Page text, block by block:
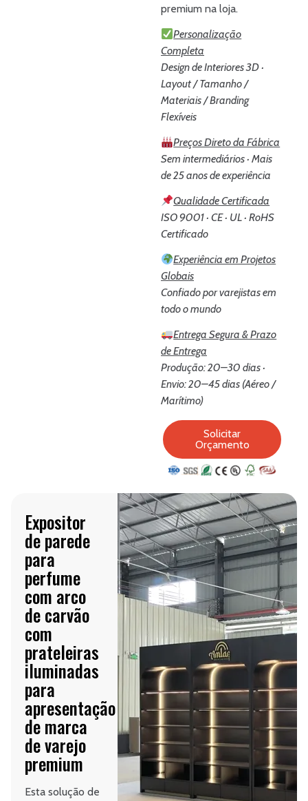
premium na loja.
Personalização
Completa
Design de Interiores 3D ·
Layout / Tamanho /
Materiais / Branding
Flexíveis
Preços Direto da Fábrica
Sem intermediários · Mais
de 25 anos de experiência
Qualidade Certificada
ISO 9001 · CE · UL · RoHS
Certificado
Experiência em Projetos
Globais
Confiado por varejistas em
todo o mundo
Entrega Segura & Prazo
de Entrega
Produção: 20–30 dias ·
Envio: 20–45 dias (Aéreo /
Marítimo)
Solicitar
Orçamento
Expositor
de parede
para
perfume
com arco
de carvão
com
prateleiras
iluminadas
para
apresentação
de marca
de varejo
premium
Esta solução de